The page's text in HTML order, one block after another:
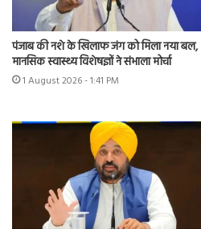
पंजाब की नशे के खिलाफ जंग को मिला नया बल,
मानसिक स्वास्थ्य विशेषज्ञों ने संभाला मोर्चा
1 August 2026 - 1:41 PM